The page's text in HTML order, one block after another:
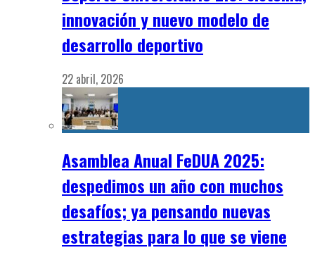
innovación y nuevo modelo de
desarrollo deportivo
22 abril, 2026
Asamblea Anual FeDUA 2025:
despedimos un año con muchos
desafíos; ya pensando nuevas
estrategias para lo que se viene